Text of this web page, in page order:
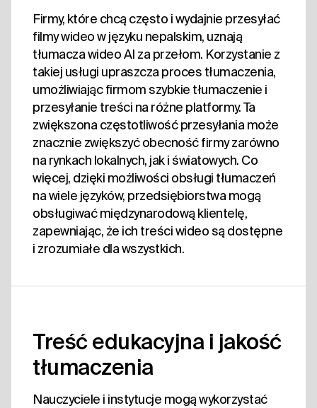
Firmy, które chcą często i wydajnie przesyłać
filmy wideo w języku nepalskim, uznają
tłumacza wideo AI za przełom. Korzystanie z
takiej usługi upraszcza proces tłumaczenia,
umożliwiając firmom szybkie tłumaczenie i
przesyłanie treści na różne platformy. Ta
zwiększona częstotliwość przesyłania może
znacznie zwiększyć obecność firmy zarówno
na rynkach lokalnych, jak i światowych. Co
więcej, dzięki możliwości obsługi tłumaczeń
na wiele języków, przedsiębiorstwa mogą
obsługiwać międzynarodową klientelę,
zapewniając, że ich treści wideo są dostępne
i zrozumiałe dla wszystkich.
Treść edukacyjna i jakość
tłumaczenia
Nauczyciele i instytucje mogą wykorzystać